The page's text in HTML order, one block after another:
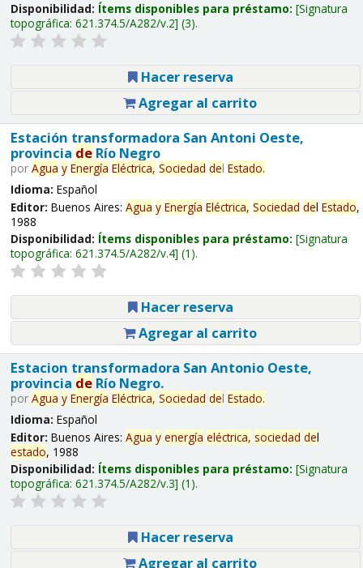
Disponibilidad: Ítems disponibles para préstamo: Signatura
topográfica: 621.374.5/A282/v.2 (3).
Hacer reserva
Agregar al carrito
Estación transformadora San Antoni Oeste,
provincia deRío Negro
por Agua y Energía Eléctrica, Sociedad del Estado.
Idioma: Español
Editor: Buenos Aires: Agua y Energía Eléctrica, Sociedad del Estado,
1988
Disponibilidad: Ítems disponibles para préstamo: Signatura
topográfica: 621.374.5/A282/v.4 (1).
Hacer reserva
Agregar al carrito
Estacion transformadora San Antonio Oeste,
provincia deRío Negro.
por Agua y Energía Eléctrica, Sociedad del Estado.
Idioma: Español
Editor: Buenos Aires: Agua y energía eléctrica, sociedad del
estado, 1988
Disponibilidad: Ítems disponibles para préstamo: Signatura
topográfica: 621.374.5/A282/v.3 (1).
Hacer reserva
Agregar al carrito